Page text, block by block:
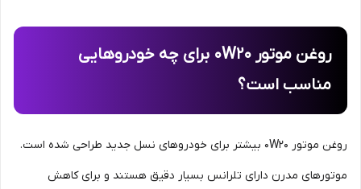
روغن موتور 0W20 برای چه خودروهایی
مناسب است؟
روغن موتور 0W20 بیشتر برای خودروهای نسل جدید طراحی شده است.
موتورهای مدرن دارای تلرانس بسیار دقیق هستند و برای کاهش